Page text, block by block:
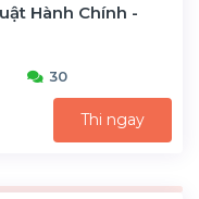
Hành Chính -
30
Thi ngay